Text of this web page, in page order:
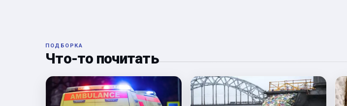
ПОДБОРКА
Что-то почитать